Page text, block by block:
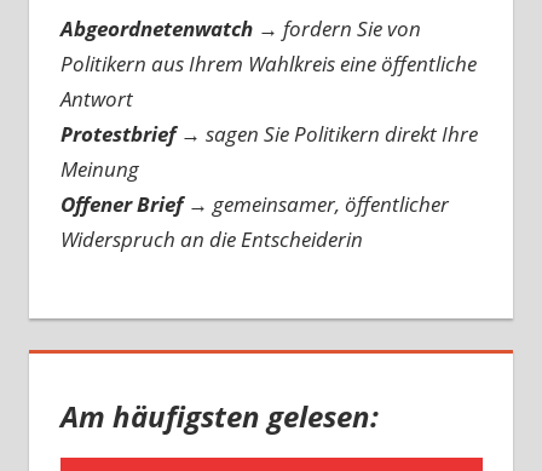
Abgeordnetenwatch → fordern Sie von
Politikern aus Ihrem Wahlkreis eine öffentliche
Antwort
Protestbrief → sagen Sie Politikern direkt Ihre
Meinung
Offener Brief → gemeinsamer, öffentlicher
Widerspruch an die Entscheiderin
Am häufigsten gelesen: